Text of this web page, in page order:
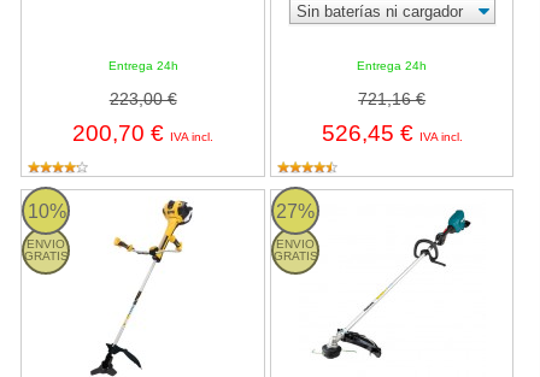
Entrega 24h
223,00 €
200,70 € IVA incl.
Entrega 24h
721,16 €
526,45 € IVA incl.
10%
ENVIO
GRATIS
ELITE 1021G-V24 Garland 27%
ENVIO
GRATIS
Desbrozador Makita DUR369LZ